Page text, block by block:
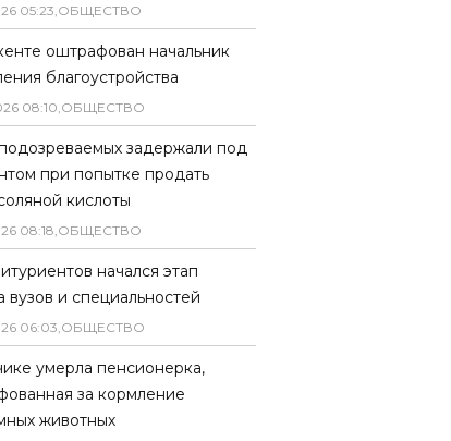
05:23,ОБЩЕСТВО
оштрафован начальник
благоустройства
08:10,ОБЩЕСТВО
задержали под
при попытке продать
кислоты
08:18,ОБЩЕСТВО
начался этап
вузов и специальностей
06:03,ОБЩЕСТВО
умерла пенсионерка,
за кормление
животных